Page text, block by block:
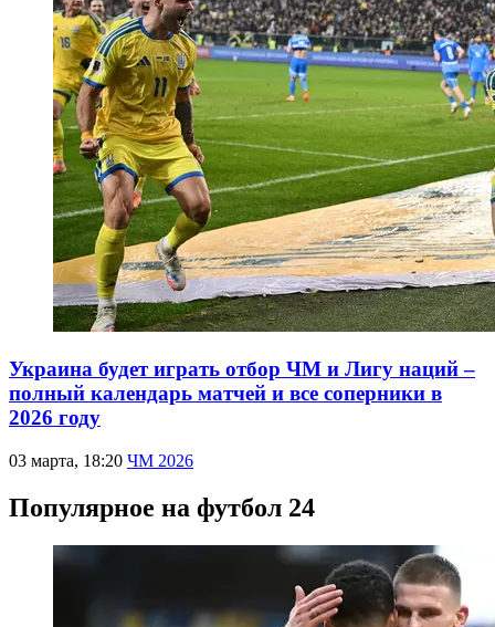
Украина будет играть отбор ЧМ и Лигу наций –
полный календарь матчей и все соперники в
2026 году
03 марта, 18:20 ЧМ 2026
Популярное на футбол 24